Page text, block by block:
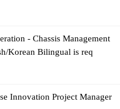
- Chassis Management
Korean Bilingual is req
Innovation Project Manager